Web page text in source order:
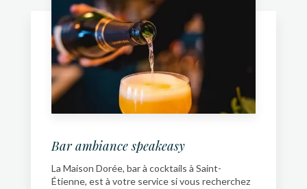
Bar ambiance speakeasy
La Maison Dorée, bar à cocktails à Saint-
Étienne, est à votre service si vous recherchez